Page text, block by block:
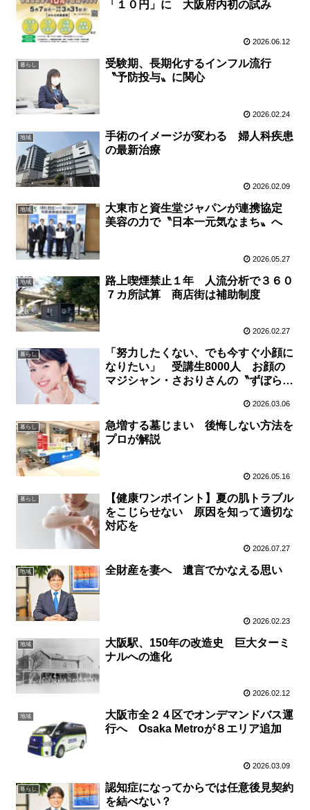
「１０円」に 大阪府内初の試み
2026.06.12
暮らし
受験期、長期化するインフル流行
〝予防投与〟に関心
2026.02.24
地域
手術のイメージが変わる 婦人科疾患
の最新治療
2026.02.09
地域
大東市と資生堂ジャパンが連携協定
美容の力で〝日本一元気なまち〟へ
2026.05.27
地域
路上喫煙禁止１年 人流分析で３６０
７カ所試算 商店街は補助制度
2026.02.27
暮らし
「努力したくない、でも今すぐ小顔に
なりたい」 受講生8000人 お顔の
マジシャン・さおりさんの〝ずぼら美
2026.03.06
暮らし
急増する墓じまい 後悔しない方法を
プロが解説
2026.05.16
暮らし
【健康ワンポイント】夏の肌トラブル
をこじらせない 原因を知って適切な
対応を
2026.07.27
地域 全財産を妻へ 遺言でかなえる思い
2026.02.23
地域
大阪駅、150年の改造史 巨大ターミ
ナルへの進化
2026.02.12
地域
大阪市全２４区でオンデマンドバス運
行へ Osaka Metroが８エリア追加
2026.03.09
暮らし
認知症になってからでは任意後見契約
を結べない？